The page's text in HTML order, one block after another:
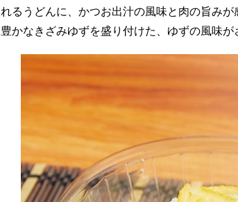
れるうどんに、かつお出汁の風味と肉の旨み
豊かなきざみゆずを盛り付けた、ゆずの風味が